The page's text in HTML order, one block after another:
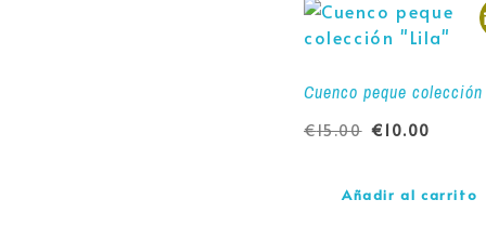
Cuenco peque
€15.00 € 10.00
Añadir al carrito